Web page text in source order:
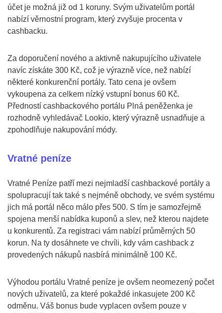
účet je možná již od 1 koruny. Svým uživatelům portál
nabízí věrnostní program, který zvyšuje procenta v
cashbacku.
Za doporučení nového a aktivně nakupujícího uživatele
navíc získáte 300 Kč, což je výrazně více, než nabízí
některé konkurenční portály. Tato cena je ovšem
vykoupena za celkem nízký vstupní bonus 60 Kč.
Předností cashbackového portálu Plná peněženka je
rozhodně vyhledávač Lookio, který výrazně usnadňuje a
zpohodlňuje nakupování módy.
Vratné peníze
Vratné Peníze patří mezi nejmladší cashbackové portály a
spolupracují tak také s nejméně obchody, ve svém systému
jich má portál něco málo přes 500. S tím je samozřejmě
spojena menší nabídka kuponů a slev, než kterou najdete
u konkurentů. Za registraci vám nabízí průměrných 50
korun. Na ty dosáhnete ve chvíli, kdy vám cashback z
provedených nákupů nasbírá minimálně 100 Kč.
Výhodou portálu Vratné peníze je ovšem neomezený počet
nových uživatelů, za které pokaždé inkasujete 200 Kč
odměnu. Váš bonus bude vyplacen ovšem pouze v